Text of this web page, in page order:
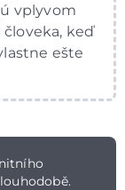
vplyvom
keď
ešte